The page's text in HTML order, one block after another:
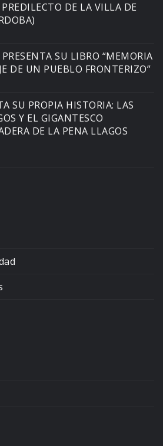
DE LA VILLA DE
SU LIBRO “MEMORIA
DE UN PUEBLO FRONTERIZO”
SU PROPIA HISTORIA: LAS
Y EL GIGANTESCO
DE LA PENA LLAGOS